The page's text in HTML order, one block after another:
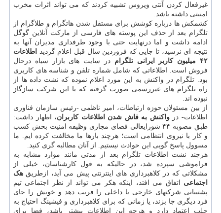
غیرفعال کردن آنتی ویروس تشبیه کردند که می تواند اثرات مخرب
امنیتی داشته باشد.
کشمکش ها درباره کوشش برای مستقل شدن هاتگرام و طلاگرام از
تلگرام بعد از حذف این پوسته های فارسی از مارکت آنلاین گوگل
ادامه داشت و اما درنهایت حتی با وجود طرفداری مدیران آنها به
نتیجه ای نرسید، تا جایی که فروردین سال قبل اعلام گردید اطلاعات
۴۲ میلیون کاربر ایرانی تلگرام
در سایت های بازار سیاه درحال
فروش است. اطلاعاتی که شامل شماره تلفن و شناسه های کاربری
بود. تلگرام در واکنش به این مورد اعلام نموده که نشت داده ها از
راه تلگرام های غیررسمی صورت گرفته که با این شرکت سازگاز
نبوده اند.
از بین مسئولان حوزه ارتباطات، امیر ناظمی -رئیس سازمان فناوری
اطلاعات- درواکنش به فاش شدن اطلاعات کاربران، اظهار داشت:
طبق مصوبه ۴۴ شورایعالی فضای مجازی وظیفه امنیت بخش کسب
و کار با نیروی انتظامی است؛ هرچند بارها ما مخالفت کرده ایم. ما
مسوول پاسخ گویی این حوادث نیستیم. از آنان مطالبه گری کنید.
هرچند نشت اطلاعات تلگرام بعد از مدتی مانند موارد مشابه به
فراموشی سپرده شد، در حالیکه به قول کارشناسان، خیلی از
مشکلاتی که در کلاهبرداری های اینترنتی پیش می آید، ازطریق هک
اجتماعی اتفاق می افتد، اینکه هکر می تواند از نظر اجتماعی تیم
پشتیبانی شرکتهای خارجی یا داخلی را فریب دهد و خویش را جای
فرد دیگری جا بزند، یا زمانی که برای کلاهبرداری و فیشینگ احتیاج به
جلب اعتماد دارد و هرچه این اطلاعات بیشتر باشد، فضا برای